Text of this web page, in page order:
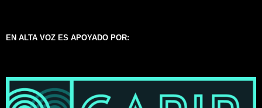
EN ALTA VOZ ES APOYADO POR: